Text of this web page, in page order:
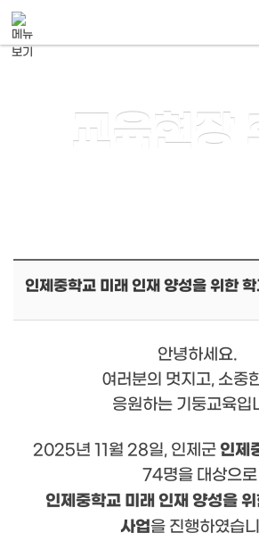
교육현장
인제중학교 미래 인재 양성을 위한
안녕하세요.
여러분의 멋지고, 소중
응원하는 기둥교육입
2025년 11월 28일, 인제군 인제
74명을 대상으로
인제중학교 미래 인재 양성을
사업을 진행하였습